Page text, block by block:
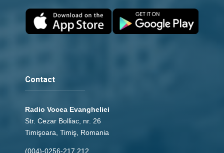
Contact
Radio Vocea Evangheliei
Str. Cezar Bolliac, nr. 26
Timişoara, Timiş, Romania
(004)-0256-217.212